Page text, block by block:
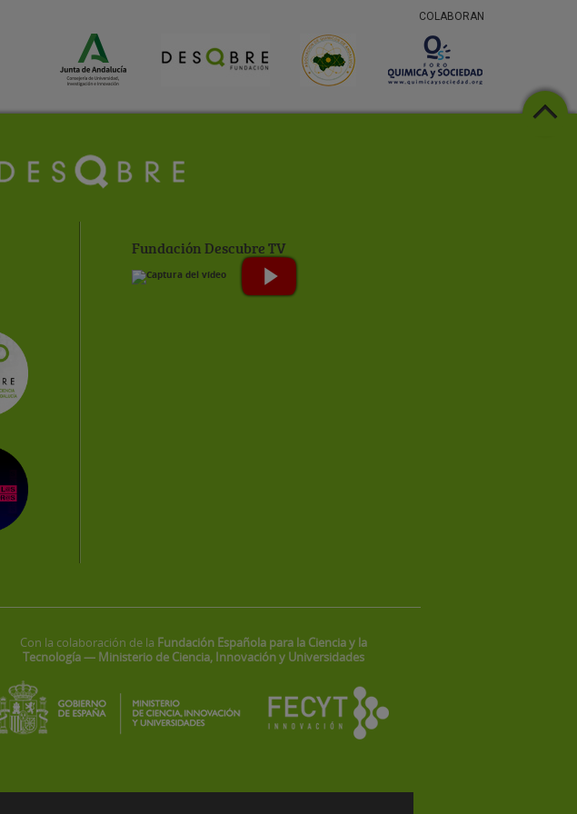
COLABORAN
Fundación Descubre TV
Con la colaboración de la Fundación Española para la Ciencia y la
Tecnología — Ministerio de Ciencia, Innovación y Universidades